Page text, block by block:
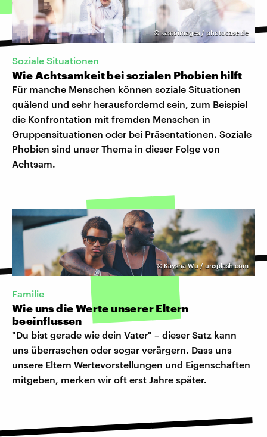
©kastoimages / photocase.de
Soziale Situationen
Wie Achtsamkeit bei sozialen Phobien hilft
Für manche Menschen können soziale Situationen
quälend und sehr herausfordernd sein, zum Beispiel
die Konfrontation mit fremden Menschen in
Gruppensituationen oder bei Präsentationen. Soziale
Phobien sind unser Thema in dieser Folge von
Achtsam.
©Kaysha Wu / unsplash.com
Familie
Wie uns die Werte unserer Eltern
beeinflussen
"Du bist gerade wie dein Vater" – dieser Satz kann
uns überraschen oder sogar verärgern. Dass uns
unsere Eltern Wertevorstellungen und Eigenschaften
mitgeben, merken wir oft erst Jahre später.